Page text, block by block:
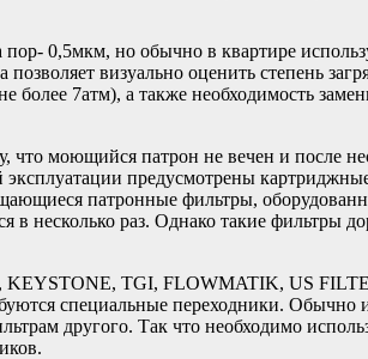
0,5мкм, но обычно в квартире
визуально оценить степень
более 7атм), а также необходимость
моющийся патрон не вечен и после
предусмотрены
патронные фильтры,
в несколько раз. Однако такие фильтры
TGI, FLOWMATIK, US
специальные переходники.
другого. Так что необходимо